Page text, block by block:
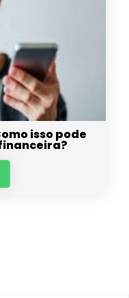
isso pode